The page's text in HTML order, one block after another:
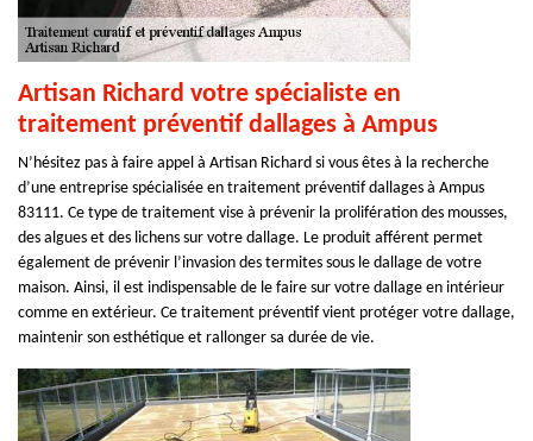
Artisan Richard votre spécialiste en
traitement préventif dallages à Ampus
N’hésitez pas à faire appel à Artisan Richard si vous êtes à la recherche
d’une entreprise spécialisée en traitement préventif dallages à Ampus
83111. Ce type de traitement vise à prévenir la prolifération des mousses,
des algues et des lichens sur votre dallage. Le produit afférent permet
également de prévenir l’invasion des termites sous le dallage de votre
maison. Ainsi, il est indispensable de le faire sur votre dallage en intérieur
comme en extérieur. Ce traitement préventif vient protéger votre dallage,
maintenir son esthétique et rallonger sa durée de vie.